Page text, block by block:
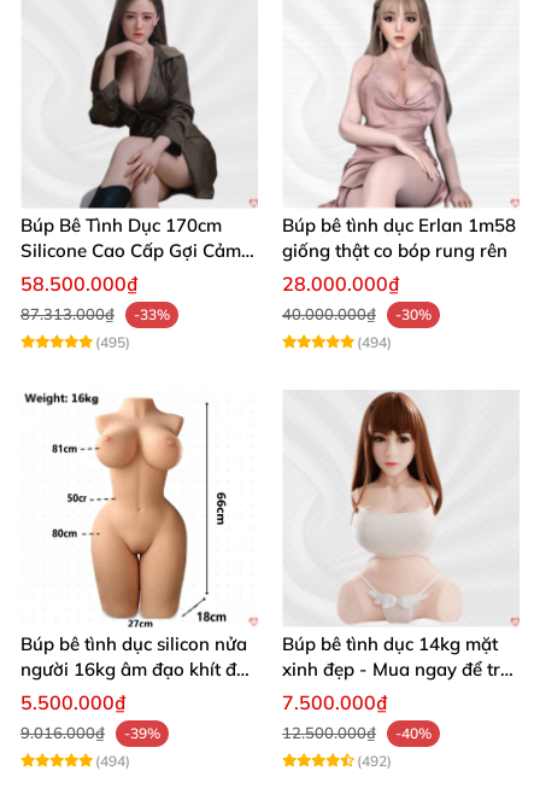
Búp Bê Tình Dục 170cm
Silicone Cao Cấp Gợi Cảm
Giống Thật
58.500.000₫
87.313.000₫
-33%
(495)
Búp bê tình dục Erlan 1m58
giống thật co bóp rung rên
28.000.000₫
40.000.000₫
-30%
(494)
Búp bê tình dục silicon nửa
người 16kg âm đạo khít độn
khung
5.500.000₫
9.016.000₫
-39%
(494)
Búp bê tình dục 14kg mặt
xinh đẹp - Mua ngay để trải
nghiệm
7.500.000₫
12.500.000₫
-40%
(492)